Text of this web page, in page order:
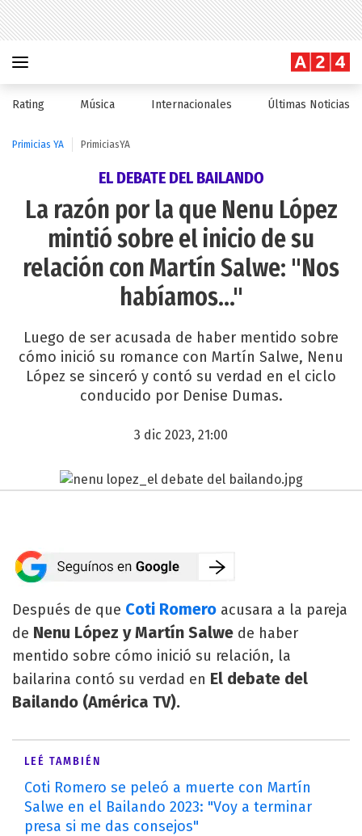
Rating Música Internacionales Últimas Noticias
Primicias YA PrimiciasYA
EL DEBATE DEL BAILANDO
La razón por la que Nenu López
mintió sobre el inicio de su
relación con Martín Salwe: "Nos
habíamos..."
Luego de ser acusada de haber mentido sobre
cómo inició su romance con Martín Salwe, Nenu
López se sinceró y contó su verdad en el ciclo
conducido por Denise Dumas.
3 dic 2023, 21:00
Después de que Coti Romero acusara a la pareja
de Nenu López y Martín Salwe de haber
mentido sobre cómo inició su relación, la
bailarina contó su verdad en El debate del
Bailando (América TV).
LEÉ TAMBIÉN
Coti Romero se peleó a muerte con Martín
Salwe en el Bailando 2023: "Voy a terminar
presa si me das consejos"